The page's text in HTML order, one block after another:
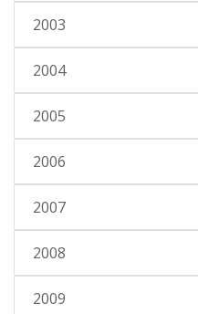
2003
2004
2005
2006
2007
2008
2009